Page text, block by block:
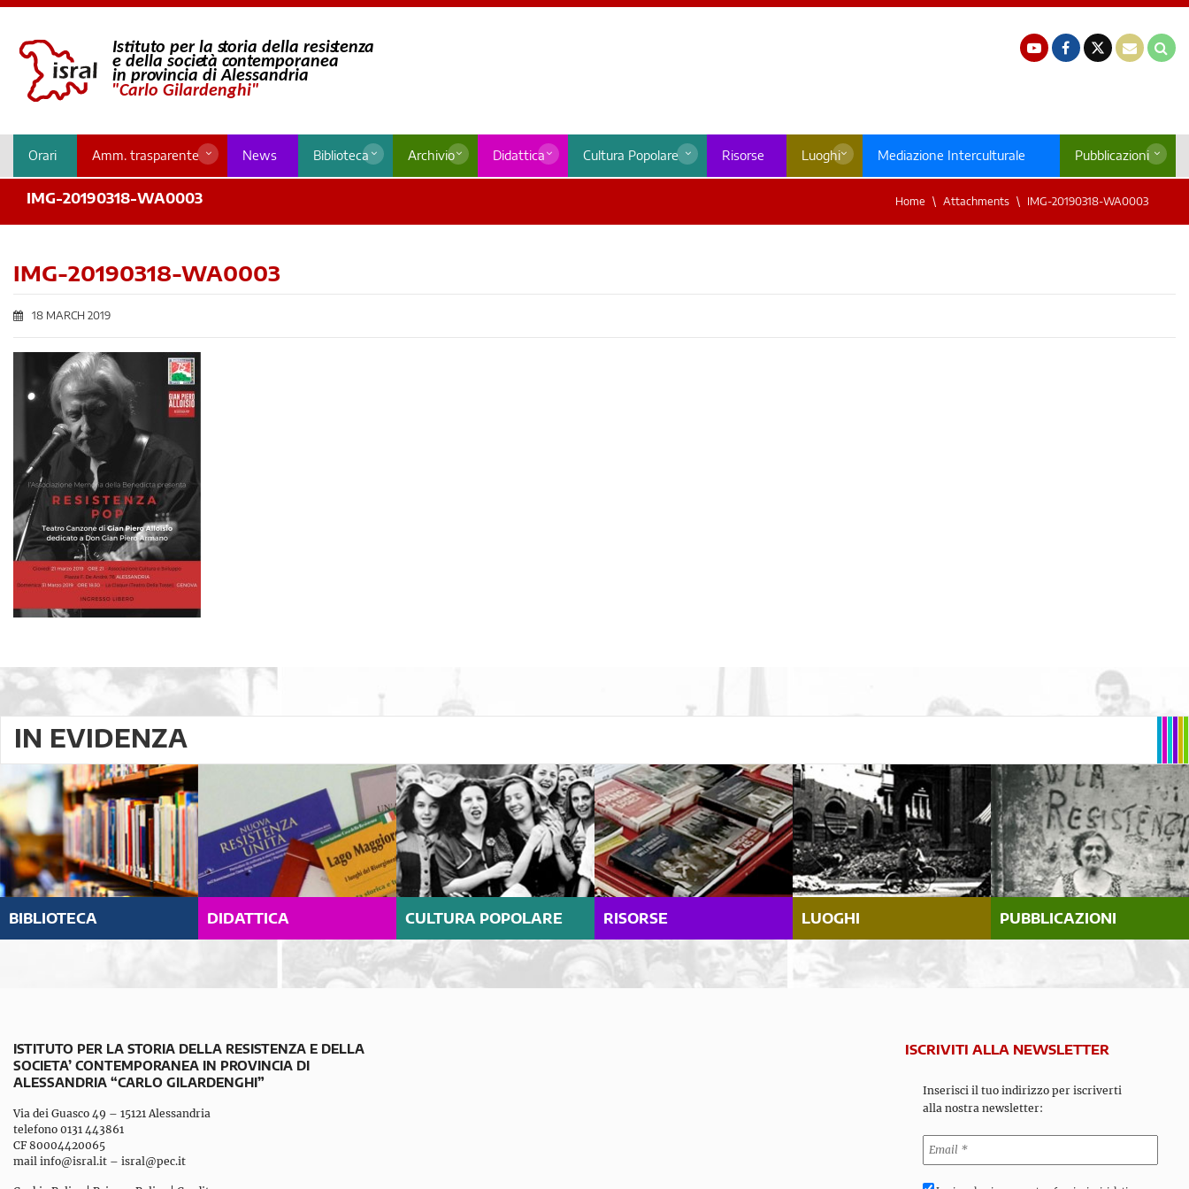
Orari Amm. trasparente News Biblioteca Archivio Didattica Cultura Popolare Risorse Luoghi Mediazione Interculturale Pubblicazioni
IMG-20190318-WA0003 Home Attachments IMG-20190318-WA0003
IMG-20190318-WA0003
18 MARCH 2019
IN EVIDENZA
BIBLIOTECA DIDATTICA CULTURA POPOLARE RISORSE LUOGHI PUBBLICAZIONI
ISTITUTO PER LA STORIA DELLA RESISTENZA E DELLA
SOCIETA’ CONTEMPORANEA IN PROVINCIA DI
ALESSANDRIA “CARLO GILARDENGHI”
Via dei Guasco 49 – 15121 Alessandria
telefono 0131 443861
CF 80004420065
mail info@isral.it – isral@pec.it
ISCRIVITI ALLA NEWSLETTER
Inserisci il tuo indirizzo per iscriverti
alla nostra newsletter: